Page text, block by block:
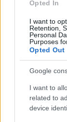
Opted In
I want to
Retention,
Personal
Purposes
Opted Out
Google
I want to
related to
device